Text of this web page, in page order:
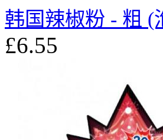
韩国辣椒粉 - 粗 (
£6.55